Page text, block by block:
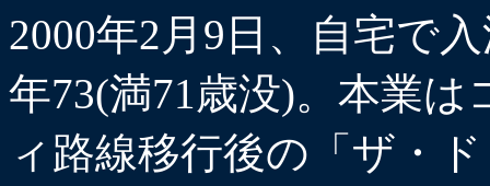
2000年2月9日、自宅で
年73(満71歳没)。本業
ィ路線移行後の「ザ・